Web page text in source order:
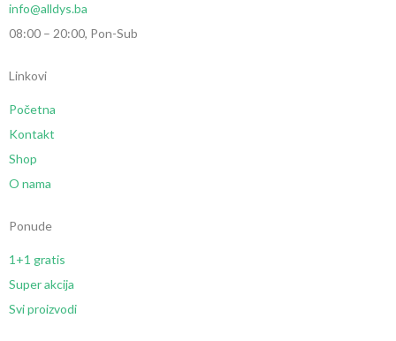
info@alldys.ba
08:00 – 20:00, Pon-Sub
Linkovi
Početna
Kontakt
Shop
O nama
Ponude
1+1 gratis
Super akcija
Svi proizvodi